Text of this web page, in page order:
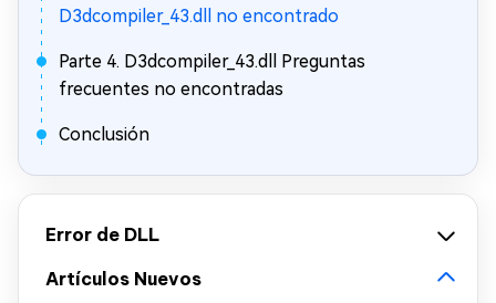
D3dcompiler_43.dll no encontrado
Parte 4. D3dcompiler_43.dll Preguntas
frecuentes no encontradas
Conclusión
Error de DLL
Artículos Nuevos